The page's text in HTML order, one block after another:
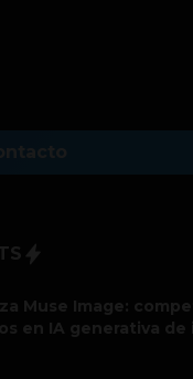
Muse Image:
en IA generativa de